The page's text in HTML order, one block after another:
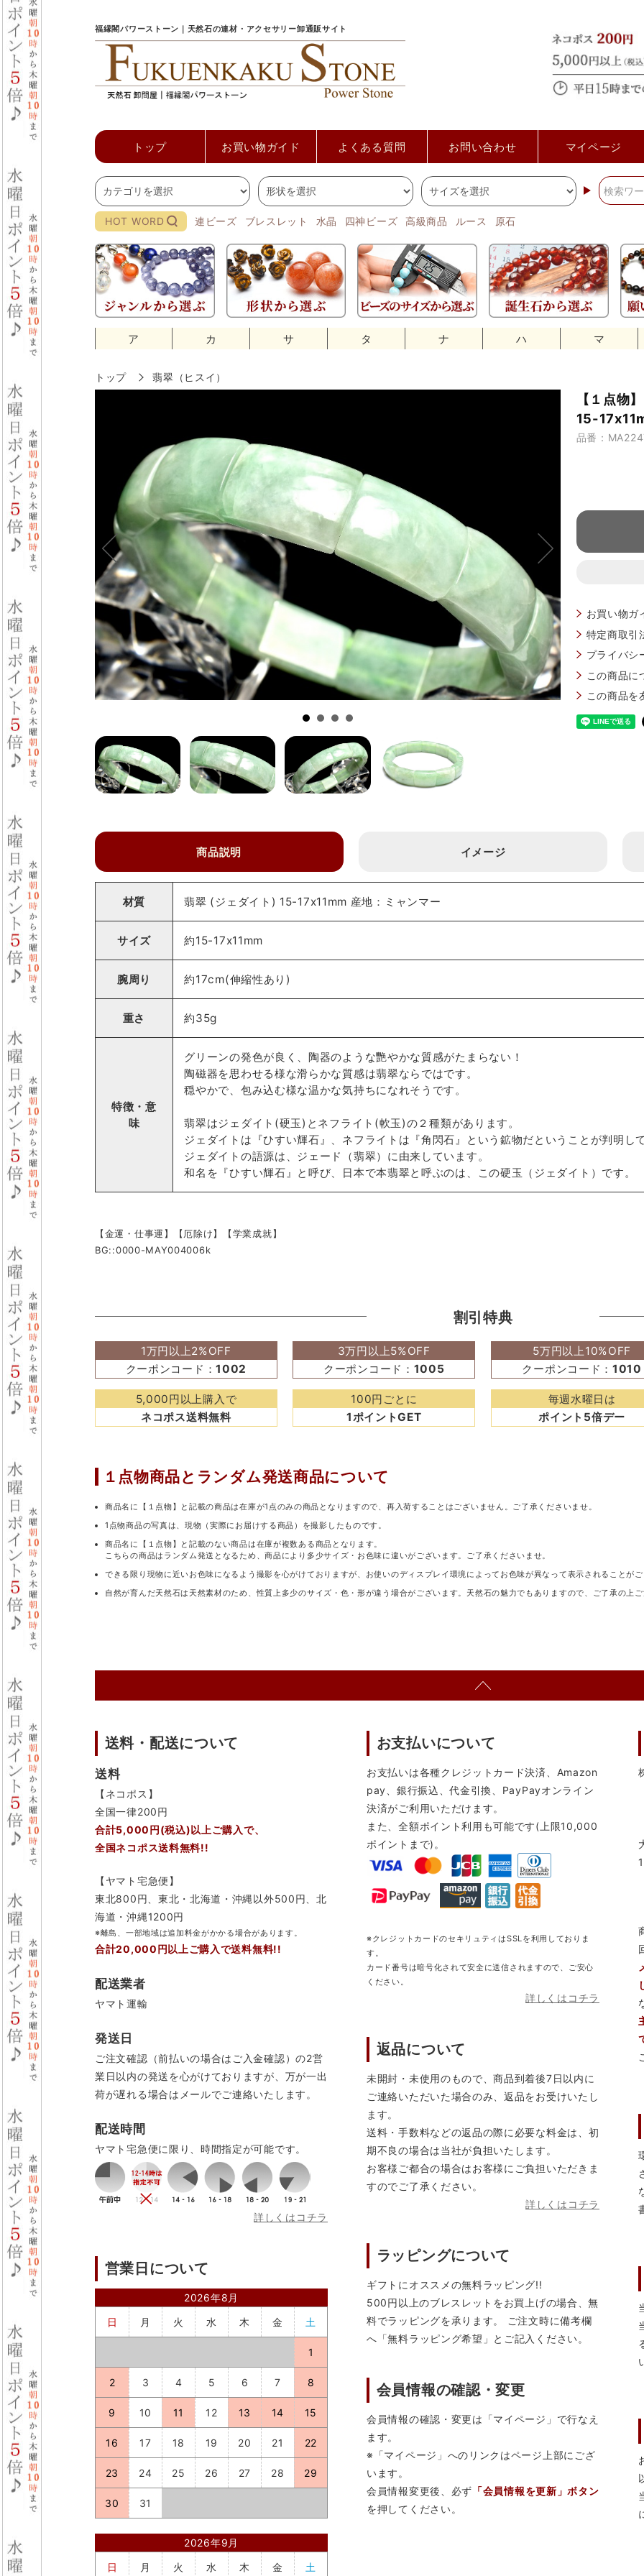
福縁閣パワーストーン｜天然石の連材・アクセサリー卸通販サイト
トップ お買い物ガイド よくある質問 お問い合わせ マイページ
HOT WORD 連ビーズ ブレスレット 水晶 四神ビーズ 高級商品 ルース 原石
ア カ サ タ ナ ハ マ
トップ 翡翠（ヒスイ）
【１点物
15-
品番：
お買い物ガ
特定商取引
プライバシ
この商品に
この商品を
商品説明 イメージ
材質 翡翠 (ジェダイト) 15-17x11mm 産地：ミャンマー
サイズ 約15-17x11mm
腕周り 約17cm(伸縮性あり)
重さ 約35g
特徴・意
味
グリーンの発色が良く、陶器のような艷やかな質感がたまらない！
陶磁器を思わせる様な滑らかな質感は翡翠ならではです。
穏やかで、包み込む様な温かな気持ちになれそうです。
翡翠はジェダイト(硬玉)とネフライト(軟玉)の２種類があります。
ジェダイトは『ひすい輝石』、ネフライトは『角閃石』という鉱物だということが判明して
ジェダイトの語源は、ジェード（翡翠）に由来しています。
和名を『ひすい輝石』と呼び、日本で本翡翠と呼ぶのは、この硬玉（ジェダイト）です。
【金運・仕事運】【厄除け】【学業成就】
BG::0000-MAY004006k
割引特典
1万円以上2%OFF
クーポンコード：1002
3万円以上5%OFF
クーポンコード： 1005
5万円以上10%OFF
クーポンコード：1010
5,000円以上購入で
ネコポス送料無料
100円ごとに
1ポイントGET
毎週水曜日は
ポイント5倍デー
１点物商品と ランダム発送商品について
商品名に【１点物】と記載の商品は在庫が1点のみの商品となりますので、再入荷することはございません。ご了承くださいませ。
1点物商品の写真は、現物（実際にお届けする商品）を撮影したものです。
商品名に【１点物】と記載のない商品は在庫が複数ある商品となります。
こちらの商品はランダム発送となるため、商品により多少サイズ・お色味に違いがございます。ご了承くださいませ。
できる限り現物に近いお色味になるよう撮影を心がけておりますが、お使いのディスプレイ環境によってお色味が異なって表示されることがご
自然が育んだ天然石は天然素材のため、性質上多少のサイズ・色・形が違う場合がございます。天然石の魅力でもありますので、ご了承の上
送料・配送について
送料
【ネコポス】
全国一律200円
合計5,000円(税込)以上ご購入で、
全国ネコポス送料無料!!
【ヤマト宅急便】
東北800円、東北・北海道・沖縄以外500円、北
海道・沖縄1200円
※離島、一部地域は追加料金がかかる場合があります。
合計20,000円以上ご購入で送料無料!!
配送業者
ヤマト運輸
発送日
ご注文確認（前払いの場合はご入金確認）の2営
業日以内の発送を心がけておりますが、万が一出
荷が遅れる場合はメールでご連絡いたします。
配送時間
ヤマト宅急便に限り、時間指定が可能です。
詳しくはコチラ
営業日について
2026年8月
日
月 火 水 木 金 土
1
2 3 4 5 6 7 8
9 10 11 12 13 14 15
16 17 18 19 20 21 22
23 24 25 26 27 28 29
30 31
2026年9月
日
月 火 水 木 金 土
お支払いについて
お支払いは各種クレジットカード決済、Amazon
pay、銀行振込、代金引換、PayPayオンライン
決済がご利用いただけます。
また、全額ポイント利用も可能です(上限10,000
ポイントまで)。
※クレジットカードのセキリュティはSSLを利用しておりま
す。
カード番号は暗号化されて安全に送信されますので、ご安心
ください。
詳しくはコチラ
返品について
未開封・未使用のもので、商品到着後7日以内に
ご連絡いただいた場合のみ、返品をお受けいたし
ます。
送料・手数料などの返品の際に必要な料金は、初
期不良の場合は当社が負担いたします。
お客様ご都合の場合はお客様にご負担いただきま
すのでご了承ください。
詳しくはコチラ
ラッピングについて
ギフトにオススメの無料ラッピング!!
500円以上のブレスレットをお買上げの場合、無
料でラッピングを承ります。 ご注文時に備考欄
へ「無料ラッピング希望」とご記入ください。
会員情報の確認・変更
会員情報の確認・変更は「マイページ」で行なえ
ます。
※「マイページ」へのリンクはページ上部にござ
います。
会員情報変更後、必ず 「会員情報を更新」ボタン
を押してください。